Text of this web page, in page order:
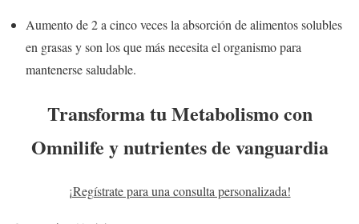
Aumento de 2 a cinco veces la absorción de alimentos solubles
en grasas y son los que más necesita el organismo para
mantenerse saludable.
Transforma tu Metabolismo con
Omnilife y nutrientes de vanguardia
¡Regístrate para una consulta personalizada!